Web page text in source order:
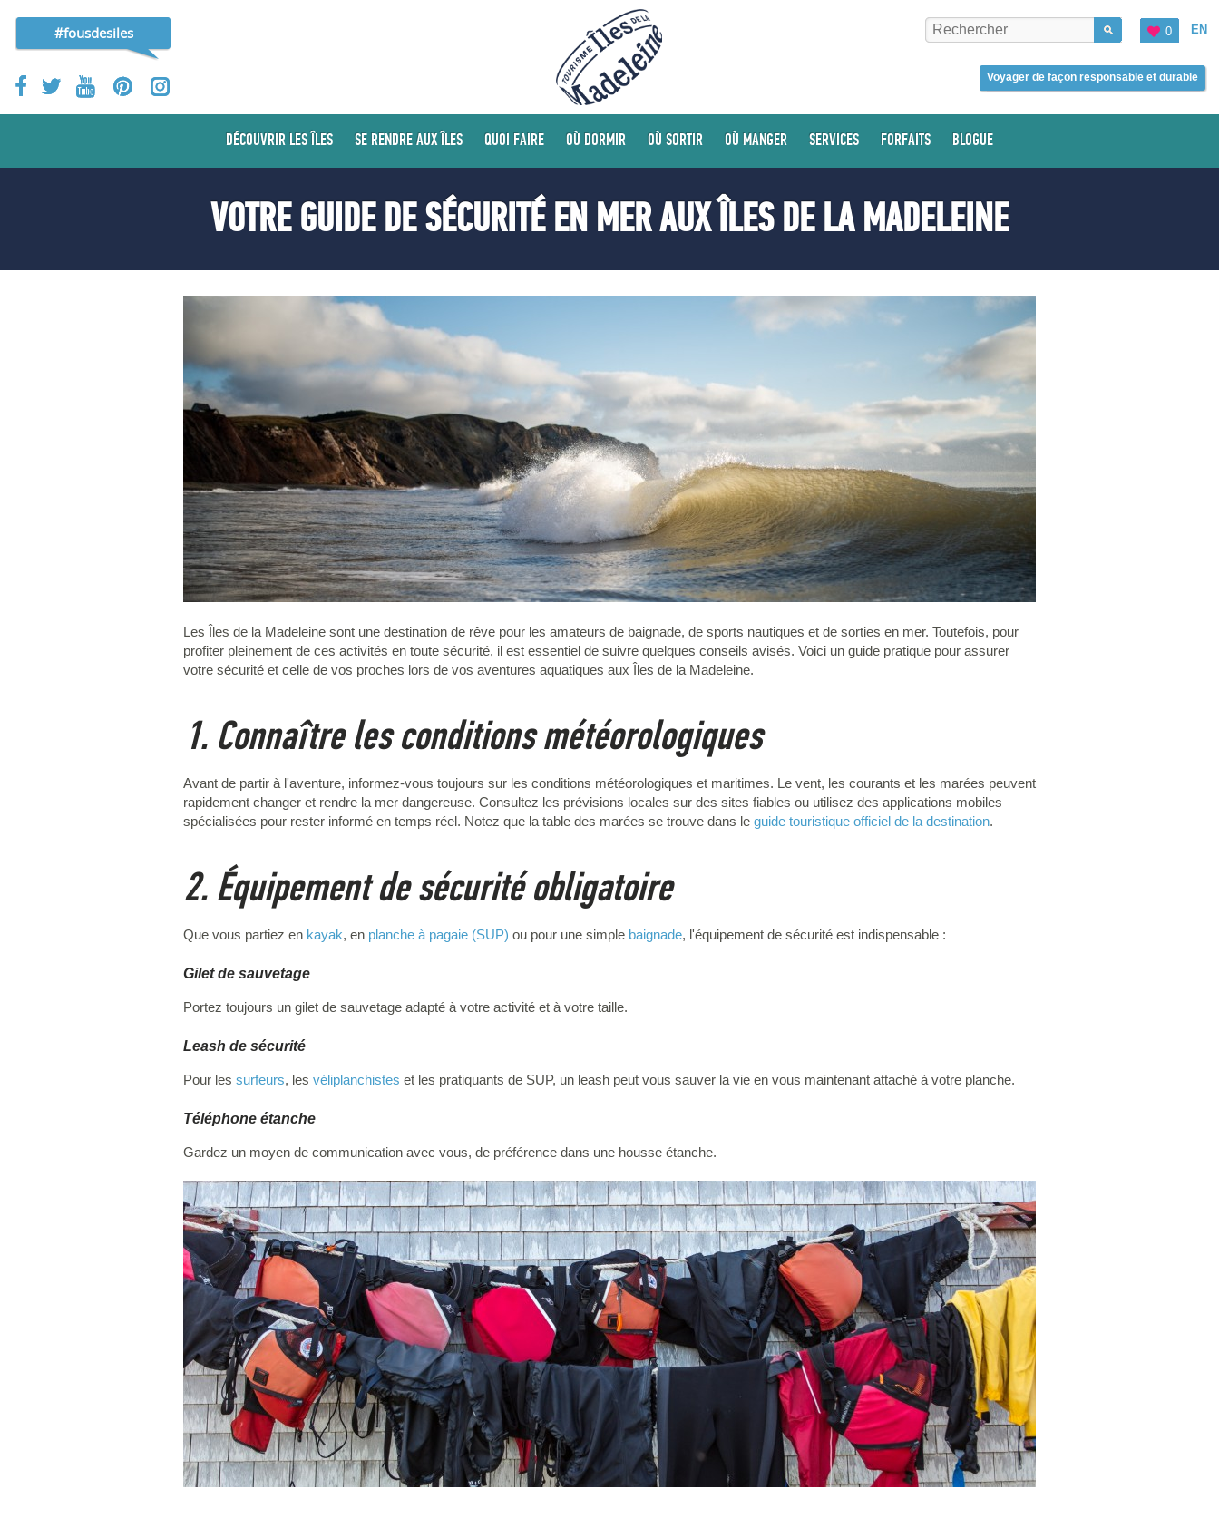
#fousdesiles EN
0
Voyager de façon responsable et durable
DÉCOUVRIR LES ÎLES SE RENDRE AUX ÎLES QUOI FAIRE OÙ DORMIR OÙ SORTIR OÙ MANGER SERVICES FORFAITS BLOGUE
VOTRE GUIDE DE SÉCURITÉ EN MER AUX ÎLES DE LA MADELEINE
Les Îles de la Madeleine sont une destination de rêve pour les amateurs de baignade, de sports nautiques et de sorties en mer. Toutefois, pour
profiter pleinement de ces activités en toute sécurité, il est essentiel de suivre quelques conseils avisés. Voici un guide pratique pour assurer
votre sécurité et celle de vos proches lors de vos aventures aquatiques aux Îles de la Madeleine.
1. Connaître les conditions météorologiques
Avant de partir à l'aventure, informez-vous toujours sur les conditions météorologiques et maritimes. Le vent, les courants et les marées peuvent
rapidement changer et rendre la mer dangereuse. Consultez les prévisions locales sur des sites fiables ou utilisez des applications mobiles
spécialisées pour rester informé en temps réel. Notez que la table des marées se trouve dans le guide touristique officiel de la destination.
2. Équipement de sécurité obligatoire
Que vous partiez en kayak, en planche à pagaie (SUP) ou pour une simple baignade, l'équipement de sécurité est indispensable :
Gilet de sauvetage
Portez toujours un gilet de sauvetage adapté à votre activité et à votre taille.
Leash de sécurité
Pour les surfeurs, les véliplanchistes et les pratiquants de SUP, un leash peut vous sauver la vie en vous maintenant attaché à votre planche.
Téléphone étanche
Gardez un moyen de communication avec vous, de préférence dans une housse étanche.